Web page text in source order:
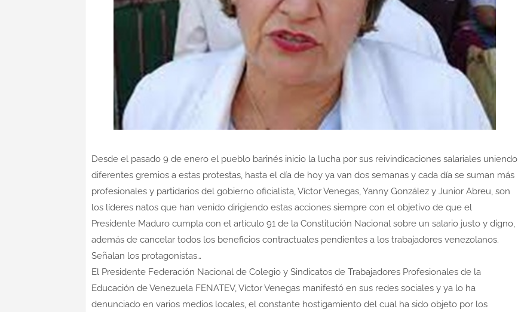
Desde el pasado 9 de enero el pueblo barinés inicio la lucha por sus reivindicaciones salariales uniendo
diferentes gremios a estas protestas, hasta el día de hoy ya van dos semanas y cada día se suman más
profesionales y partidarios del gobierno oficialista, Víctor Venegas, Yanny González y Junior Abreu, son
los líderes natos que han venido dirigiendo estas acciones siempre con el objetivo de que el
Presidente Maduro cumpla con el artículo 91 de la Constitución Nacional sobre un salario justo y digno,
además de cancelar todos los beneficios contractuales pendientes a los trabajadores venezolanos.
Señalan los protagonistas…
El Presidente Federación Nacional de Colegio y Sindicatos de Trabajadores Profesionales de la
Educación de Venezuela FENATEV, Víctor Venegas manifestó en sus redes sociales y ya lo ha
denunciado en varios medios locales, el constante hostigamiento del cual ha sido objeto por los